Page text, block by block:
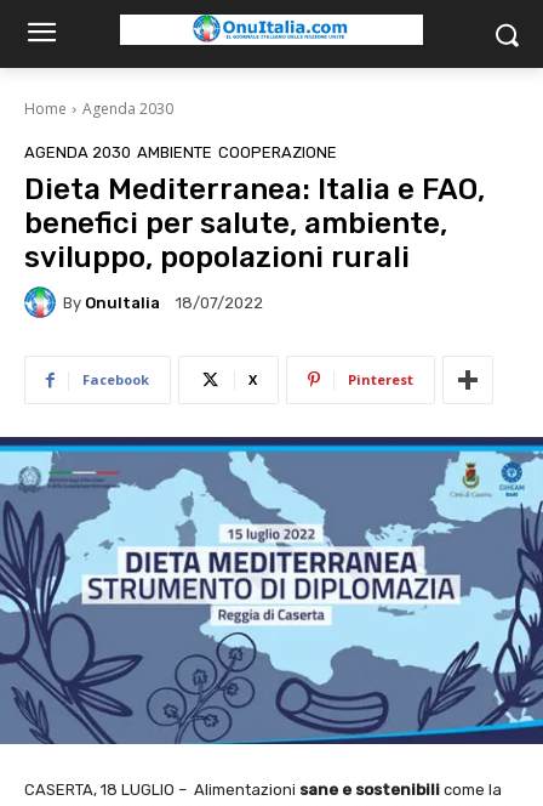
Home Agenda 2030
AGENDA 2030 AMBIENTE COOPERAZIONE
Dieta Mediterranea: Italia e FAO,
benefici per salute, ambiente,
sviluppo, popolazioni rurali
By OnuItalia 18/07/2022
Facebook X Pinterest
CASERTA, 18 LUGLIO – Alimentazioni sane e sostenibili come la